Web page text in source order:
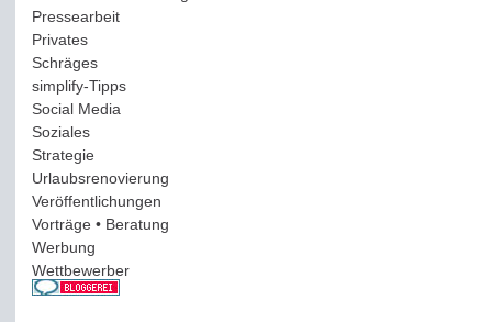
Pressearbeit(12)
Privates(193)
Schräges(161)
simplify-Tipps(123)
Social Media
Soziales(37)
Strategie(220)
Urlaubsrenovierung
Veröffentlichungen
Vorträge • Beratung
Werbung
Wettbewerber(61)